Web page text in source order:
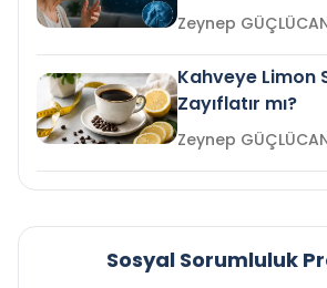
mi?
Zeynep
Kahveye Limon
Zayıflatır mı?
Zeynep
Sosyal Sorumluluk